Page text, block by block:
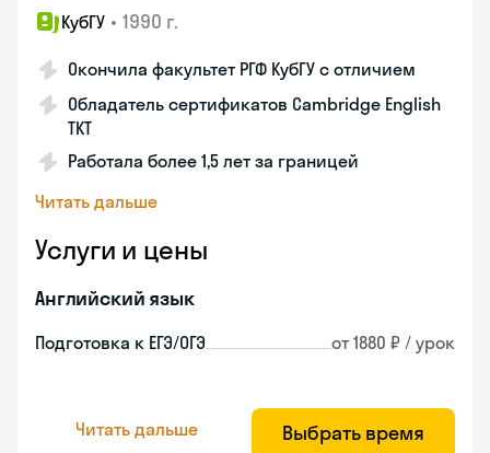
КубГУ • 1990 г.
Окончила факультет РГФ КубГУ с отличием
Обладатель сертификатов Cambridge English
TKT
Работала более 1,5 лет за границей
Читать дальше
Услуги и цены
Английский язык
Подготовка к ЕГЭ/ОГЭ от 1880 ₽ / урок
Читать дальше Выбрать время